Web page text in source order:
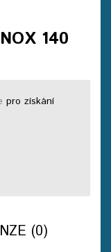
140
pro získání
(0)